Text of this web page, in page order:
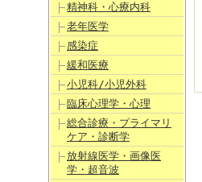
精神科・心療内科
老年医学
感染症
緩和医療
小児科/小児外科
臨床心理学・心理
総合診療・プライマリ
ケア・診断学
放射線医学・画像医
学・超音波